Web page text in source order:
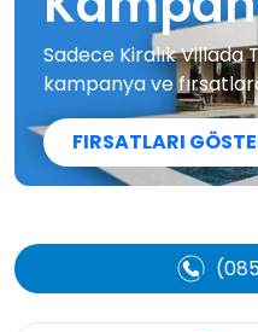
Sadece Kiralık Villada
kampanya ve
FIRSATLARI